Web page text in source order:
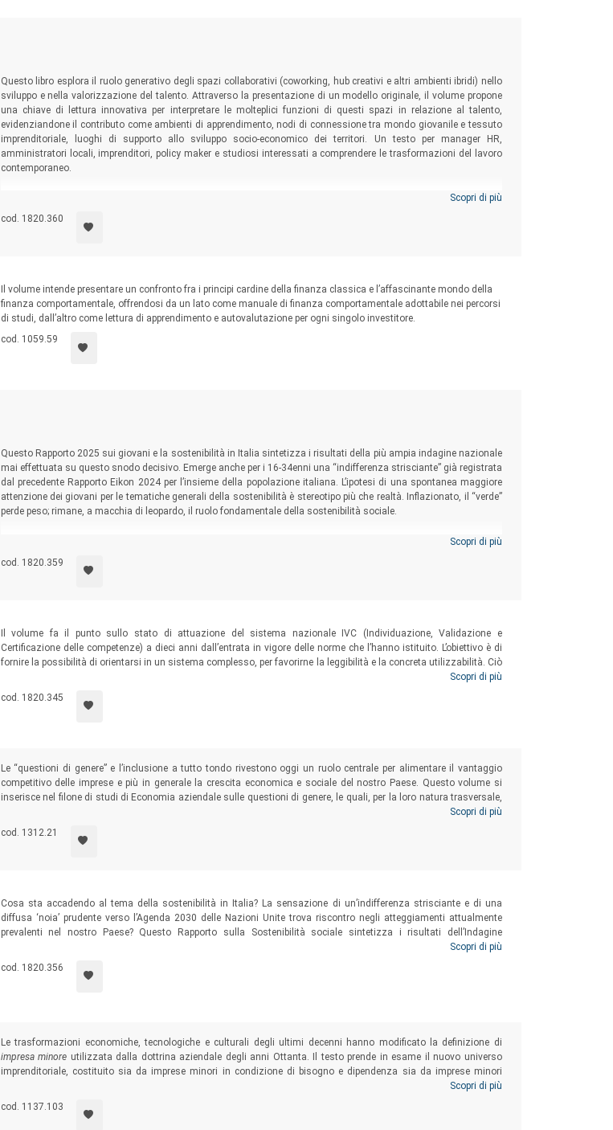
Questo libro esplora il ruolo generativo degli spazi collaborativi (coworking, hub creativi e altri ambienti ibridi) nello
sviluppo e nella valorizzazione del talento. Attraverso la presentazione di un modello originale, il volume propone
una chiave di lettura innovativa per interpretare le molteplici funzioni di questi spazi in relazione al talento,
evidenziandone il contributo come ambienti di apprendimento, nodi di connessione tra mondo giovanile e tessuto
imprenditoriale, luoghi di supporto allo sviluppo socio-economico dei territori. Un testo per manager HR,
amministratori locali, imprenditori, policy maker e studiosi interessati a comprendere le trasformazioni del lavoro
contemporaneo.
Scopri di più
cod. 1820.360
Il volume intende presentare un confronto fra i principi cardine della finanza classica e l’affascinante mondo della
finanza comportamentale, offrendosi da un lato come manuale di finanza comportamentale adottabile nei percorsi
di studi, dall’altro come lettura di apprendimento e autovalutazione per ogni singolo investitore.
cod. 1059.59
Questo Rapporto 2025 sui giovani e la sostenibilità in Italia sintetizza i risultati della più ampia indagine nazionale
mai effettuata su questo snodo decisivo. Emerge anche per i 16-34enni una “indifferenza strisciante” già registrata
dal precedente Rapporto Eikon 2024 per l’insieme della popolazione italiana. L’ipotesi di una spontanea maggiore
attenzione dei giovani per le tematiche generali della sostenibilità è stereotipo più che realtà. Inflazionato, il “verde”
perde peso; rimane, a macchia di leopardo, il ruolo fondamentale della sostenibilità sociale.
Scopri di più
cod. 1820.359
Il volume fa il punto sullo stato di attuazione del sistema nazionale IVC (Individuazione, Validazione e
Certificazione delle competenze) a dieci anni dall’entrata in vigore delle norme che l’hanno istituito. L’obiettivo è di
fornire la possibilità di orientarsi in un sistema complesso, per favorirne la leggibilità e la concreta utilizzabilità. Ciò
soprattutto da parte di coloro che intendano esigere il nuovo diritto di cittadinanza istituito dalla norma: ottenere il
riconoscimento delle competenze comunque e dovunque acquisite, per migliorare la propria occupabilità nella
società delle transizioni.
Scopri di più
cod. 1820.345
Le “questioni di genere” e l’inclusione a tutto tondo rivestono oggi un ruolo centrale per alimentare il vantaggio
competitivo delle imprese e più in generale la crescita economica e sociale del nostro Paese. Questo volume si
inserisce nel filone di studi di Economia aziendale sulle questioni di genere, le quali, per la loro natura trasversale,
abbracciano diversi campi di ricerca, come la nascita delle imprese femminili, il loro accesso al credito, le aziende
familiari e i passaggi generazionali padre-figlia, l’imprenditorialità immigrata femminile, la diversità e inclusione
nelle banche, la comunicazione non finanziaria e le tematiche ESG-Agenda 2030.
Scopri di più
cod. 1312.21
Cosa sta accadendo al tema della sostenibilità in Italia? La sensazione di un’indifferenza strisciante e di una
diffusa ‘noia’ prudente verso l’Agenda 2030 delle Nazioni Unite trova riscontro negli atteggiamenti attualmente
prevalenti nel nostro Paese? Questo Rapporto sulla Sostenibilità sociale sintetizza i risultati dell’Indagine
nazionale 2023 sul coinvolgimento della popolazione adulta verso alcuni obiettivi-chiave dell’Agenda. L’Indagine
sottolinea il ruolo della Sostenibilità sociale come fattore cruciale di dinamismo e come moltiplicatore
indispensabile per l’intero progetto della Sostenibilità.
Scopri di più
cod. 1820.356
Le trasformazioni economiche, tecnologiche e culturali degli ultimi decenni hanno modificato la definizione di
impresa minore utilizzata dalla dottrina aziendale degli anni Ottanta. Il testo prende in esame il nuovo universo
imprenditoriale, costituito sia da imprese minori in condizione di bisogno e dipendenza sia da imprese minori
autonome, strategicamente indipendenti e competitive. La compresenza di imprese minori forti e competitive offre
l’opportunità di disegnare una politica della rappresentanza centrata sullo scambio di buone pratiche e sulle
dinamiche di networking cruciali per sviluppo territoriale.
Scopri di più
cod. 1137.103